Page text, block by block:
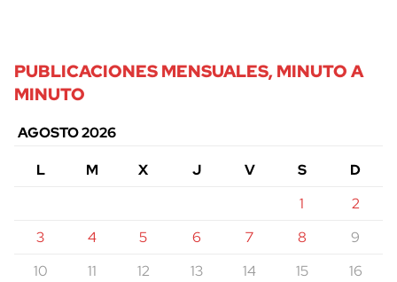
PUBLICACIONES MENSUALES, MINUTO A
MINUTO
AGOSTO 2026
L
M X J V S
D
1
2
3
4 5 6 7 8
9
10
11 12 13 14 15
16